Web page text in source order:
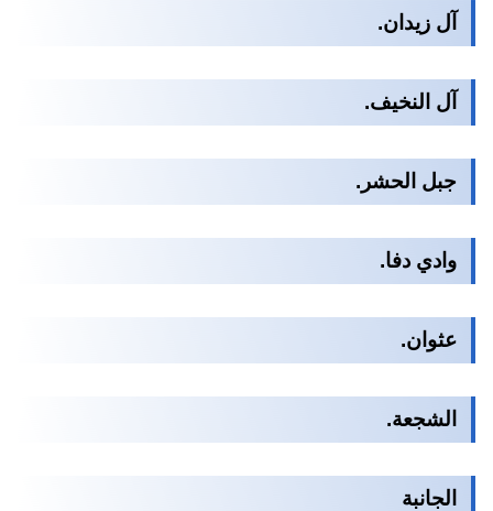
آل زيدان.
آل النخيف.
جبل الحشر.
وادي دفا.
عثوان.
الشجعة.
الجانبة